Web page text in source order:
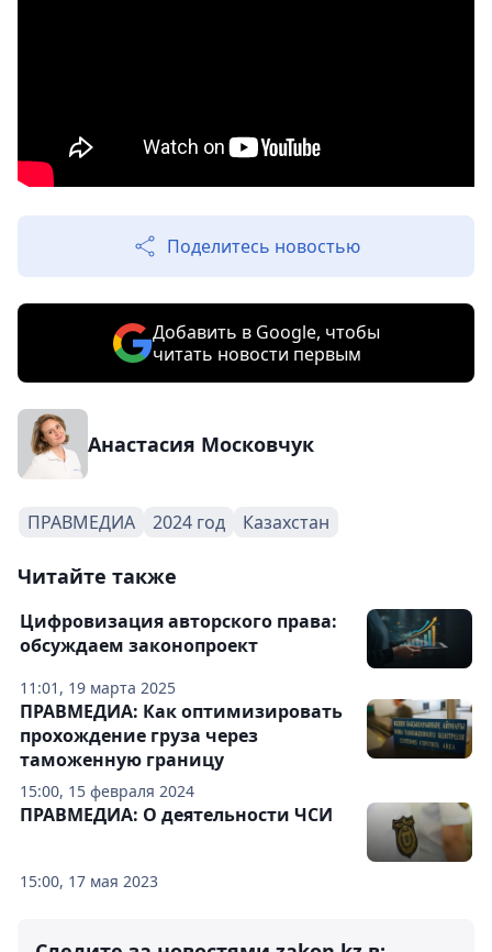
Поделитесь новостью
Добавить в Google, чтобы
читать новости первым
Анастасия Московчук
ПРАВМЕДИА 2024 год Казахстан
Читайте также
11:01, 19 марта 2025
Цифровизация авторского права:
обсуждаем законопроект
15:00, 15 февраля 2024
ПРАВМЕДИА: Как оптимизировать
прохождение груза через
таможенную границу
15:00, 17 мая 2023
ПРАВМЕДИА: О деятельности ЧСИ